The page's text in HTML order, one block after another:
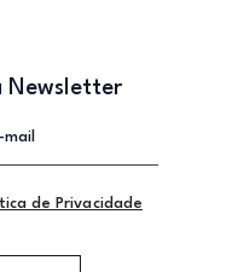
Newsletter
de Privacidade